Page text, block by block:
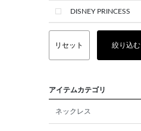
DISNEY PRINCESS
CREST+
リセット
絞り込む
アイテムカテゴリ
ネックレス